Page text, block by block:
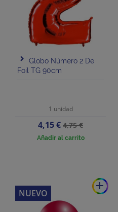
Globo Número 2 De
Foil TG 90cm
1 unidad
Precio
4,15 €Precio
base
4,75 €
Añadir al carrito
add
NUEVO